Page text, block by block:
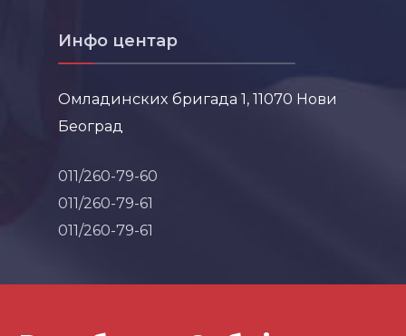
Инфо центар
Омладинских бригада 1, 11070 Нови
Београд
011/260-79-60
011/260-79-61
011/260-79-61